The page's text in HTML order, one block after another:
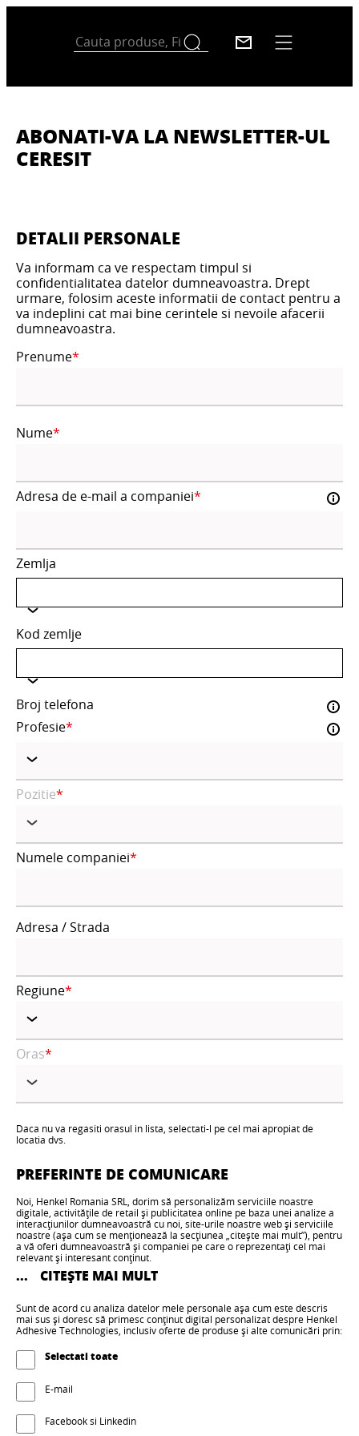
ABONATI-VA LA NEWSLETTER-UL
CERESIT
DETALII PERSONALE
Va informam ca ve respectam timpul si
confidentialitatea datelor dumneavoastra. Drept
urmare, folosim aceste informatii de contact pentru a
va indeplini cat mai bine cerintele si nevoile afacerii
dumneavoastra.
Prenume
Nume
Adresa de e-mail a companiei
Zemlja
Kod zemlje
Broj telefona
Profesie
Pozitie
Numele companiei
Adresa / Strada
Regiune
Oras
Daca nu va regasiti orasul in lista, selectati-l pe cel mai apropiat de
locatia dvs.
PREFERINTE DE COMUNICARE
Noi, Henkel Romania SRL, dorim să personalizăm serviciile noastre
digitale, activitățile de retail și publicitatea online pe baza unei analize a
interacțiunilor dumneavoastră cu noi, site-urile noastre web și serviciile
noastre (așa cum se menționează la secțiunea „citește mai mult”), pentru
a vă oferi dumneavoastră și companiei pe care o reprezentați cel mai
relevant și interesant conținut.
buletinului nostru informativ și a altor reclame prin e-mail, (2) site-urilor
noastre web, precum și (3) interacțiunilor dumneavoastră anterioare cu
noi, inclusiv solicitările și reclamațiile pe care le-ați formulat și achizițiile
pe care le-ați făcut pentru compania dumneavoastră, (4) participarea
dumneavoastră la evenimente online și offline (fie găzduite de noi, fie de
o terță parte), (5) interacțiunea dumneavoastră cu reclamele noastre
online de pe site-ul nostru web, precum și de pe site-uri web și aplicații
terțe și (6) informațiile accesibile publicului conținute în profilurile
dumneavoastră profesionale de social media, precum și vom anonimiza
orice astfel de informații pentru a permite o analiză ulterioară a
interacțiunilor dumneavoastră cu noi, fără a vă putea atribui astfel de
informații
... CITEȘTE MAI MULT
Sunt de acord cu analiza datelor mele personale așa cum este descris
mai sus și doresc să primesc conținut digital personalizat despre Henkel
Adhesive Technologies, inclusiv oferte de produse și alte comunicări prin:
Selectati toate
E-mail
dumneavoastră, bazate pe analiza datelor mele personale, așa
Facebook si Linkedin